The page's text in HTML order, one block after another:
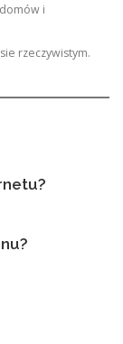
i
rzeczywistym.